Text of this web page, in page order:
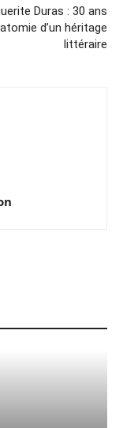
Duras : 30 ans
d’un héritage
littéraire